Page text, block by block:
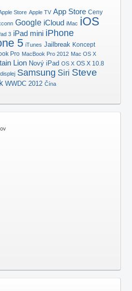
Store Apple TV App Store Ceny
Google iCloud iMac iOS
3 iPad mini iPhone
5 iTunes Jailbreak Koncept
Pro MacBook Pro 2012 Mac OS X
Lion Nový iPad OS X OS X 10.8
Samsung Siri Steve
WWDC 2012 Čína